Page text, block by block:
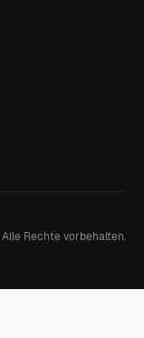
Alle Rechte vorbehalten.